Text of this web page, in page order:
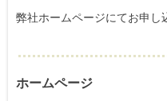
弊社ホームページにてお申し
ホームページ